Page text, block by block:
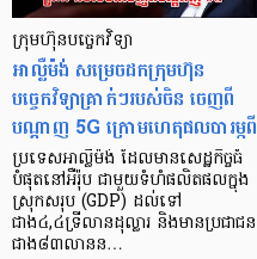
ក្រុមហ៊ុនបច្ចេកវិទ្យា
អាល្លឺម៉ង់ សម្រេចដកក្រុមហ៊ុន
បច្ចេកវិទ្យាគ្រាក់ៗរបស់ចិន ចេញពី
បណ្ដាញ 5G ក្រោមហេតុផលបារម្ភពី
ប្រទេសអាល្លឺម៉ង់ ដែលមានសេដ្ឋកិច្ចធំ
បំផុតនៅអឺរ៉ុប ជាមួយទំហំផលិតផលក្នុង
ស្រុកសរុប (GDP) ដល់ទៅ
ជាង៤,៤ទ្រីលានដុល្លារ និងមានប្រជាជន
ជាង៨៣លានន…